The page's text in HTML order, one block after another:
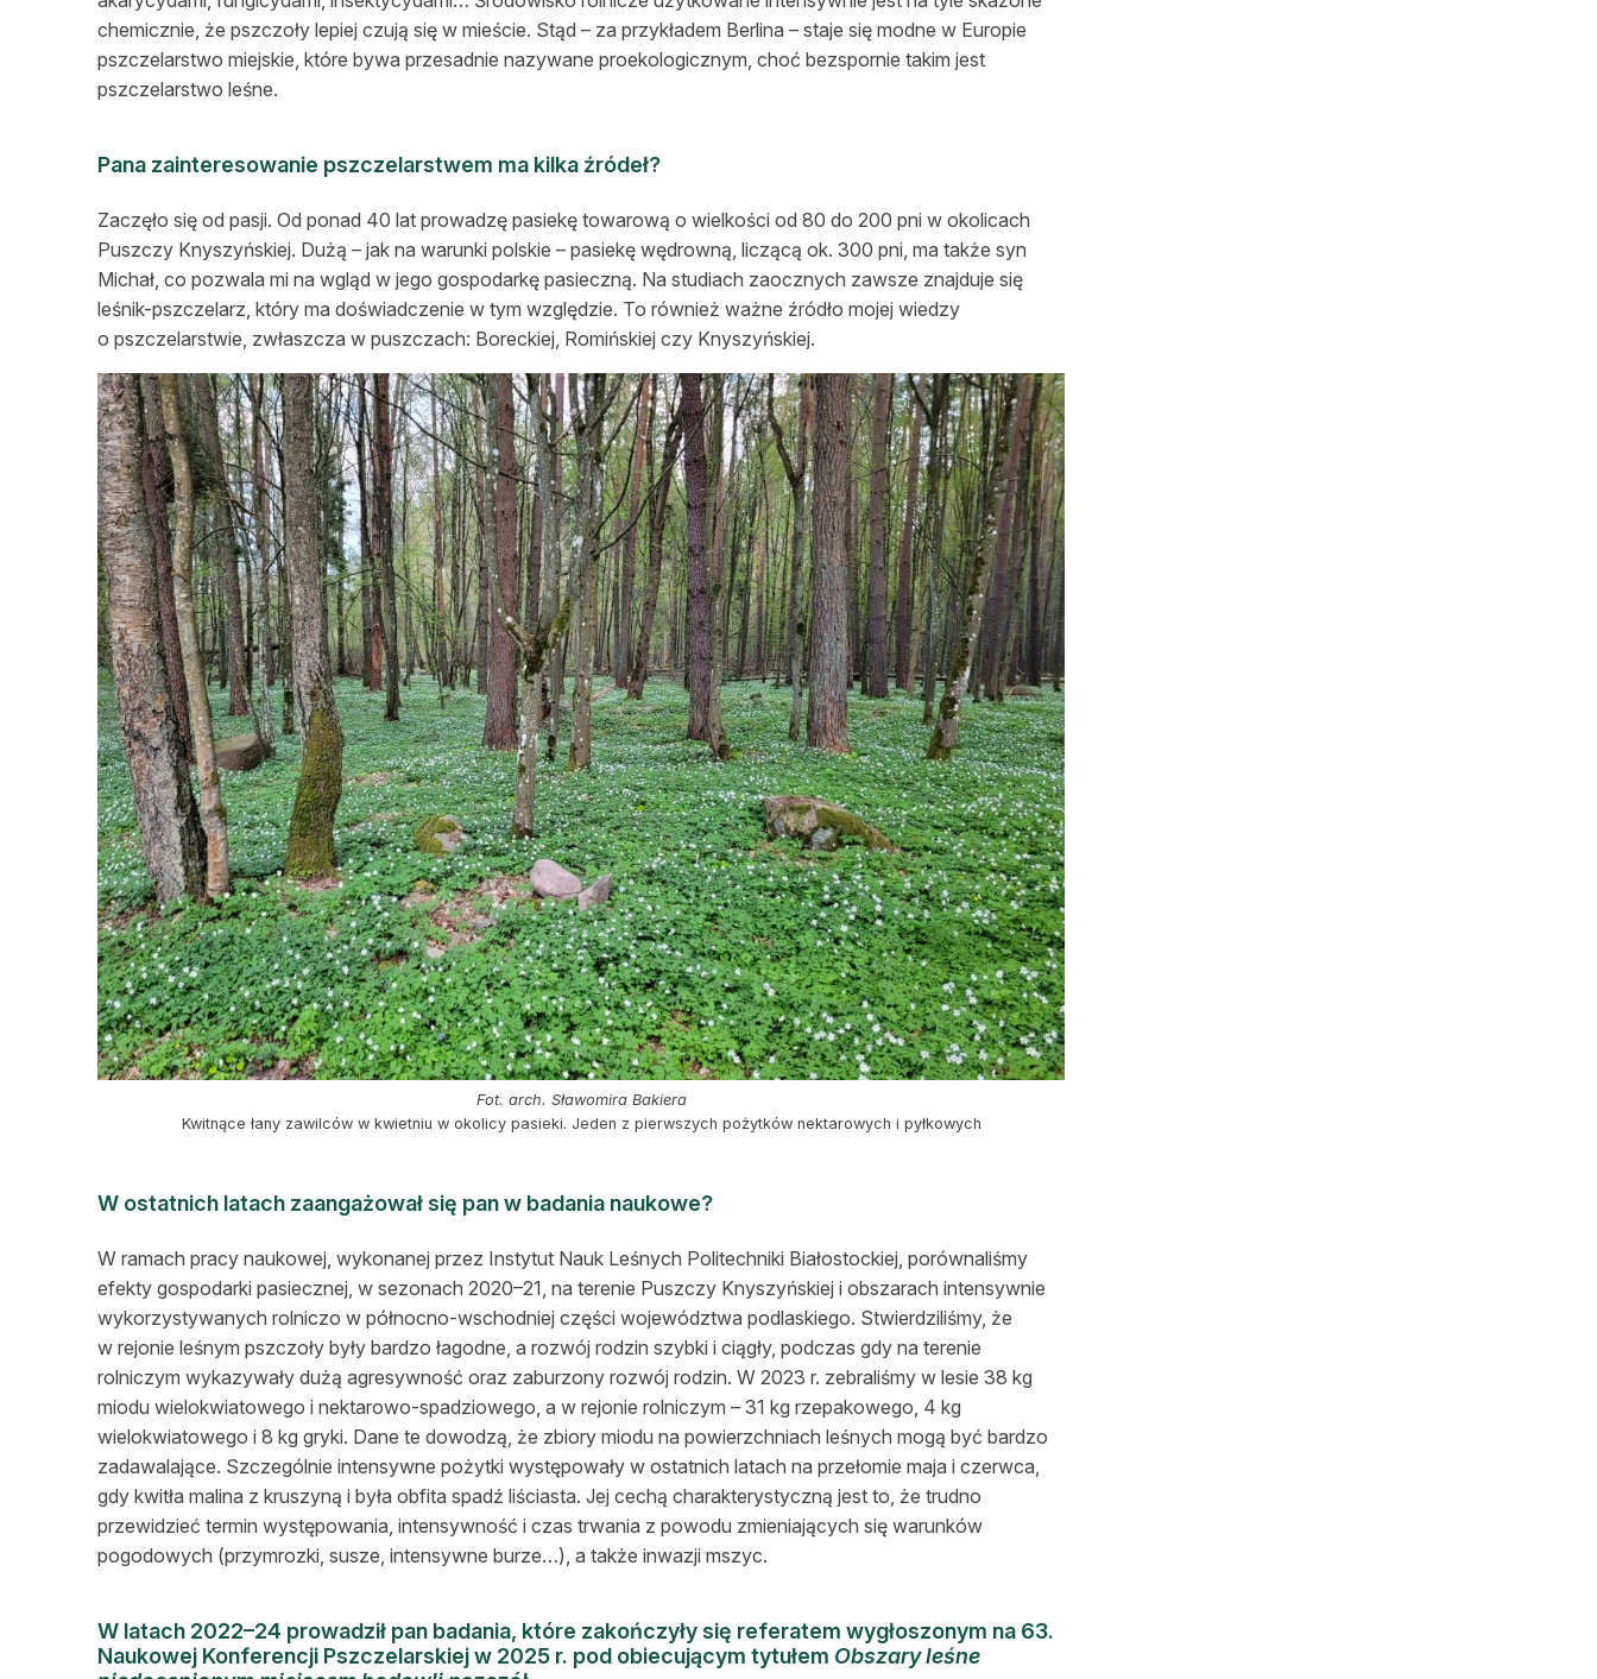
chemicznie, że pszczoły lepiej czują się w mieście. Stąd – za przykładem Berlina – staje się modne w Europie
pszczelarstwo miejskie, które bywa przesadnie nazywane proekologicznym, choć bezspornie takim jest
pszczelarstwo leśne.
Pana zainteresowanie pszczelarstwem ma kilka źródeł?
Zaczęło się od pasji. Od ponad 40 lat prowadzę pasiekę towarową o wielkości od 80 do 200 pni w okolicach
Puszczy Knyszyńskiej. Dużą – jak na warunki polskie – pasiekę wędrowną, liczącą ok. 300 pni, ma także syn
Michał, co pozwala mi na wgląd w jego gospodarkę pasieczną. Na studiach zaocznych zawsze znajduje się
leśnik-pszczelarz, który ma doświadczenie w tym względzie. To również ważne źródło mojej wiedzy
o pszczelarstwie, zwłaszcza w puszczach: Boreckiej, Romińskiej czy Knyszyńskiej.
Fot. arch. Sławomira Bakiera
Kwitnące łany zawilców w kwietniu w okolicy pasieki. Jeden z pierwszych pożytków nektarowych i pyłkowych
W ostatnich latach zaangażował się pan w badania naukowe?
W ramach pracy naukowej, wykonanej przez Instytut Nauk Leśnych Politechniki Białostockiej, porównaliśmy
efekty gospodarki pasiecznej, w sezonach 2020–21, na terenie Puszczy Knyszyńskiej i obszarach intensywnie
wykorzystywanych rolniczo w północno-wschodniej części województwa podlaskiego. Stwierdziliśmy, że
w rejonie leśnym pszczoły były bardzo łagodne, a rozwój rodzin szybki i ciągły, podczas gdy na terenie
rolniczym wykazywały dużą agresywność oraz zaburzony rozwój rodzin. W 2023 r. zebraliśmy w lesie 38 kg
miodu wielokwiatowego i nektarowo-spadziowego, a w rejonie rolniczym – 31 kg rzepakowego, 4 kg
wielokwiatowego i 8 kg gryki. Dane te dowodzą, że zbiory miodu na powierzchniach leśnych mogą być bardzo
zadawalające. Szczególnie intensywne pożytki występowały w ostatnich latach na przełomie maja i czerwca,
gdy kwitła malina z kruszyną i była obfita spadź liściasta. Jej cechą charakterystyczną jest to, że trudno
przewidzieć termin występowania, intensywność i czas trwania z powodu zmieniających się warunków
pogodowych (przymrozki, susze, intensywne burze…), a także inwazji mszyc.
W latach 2022–24 prowadził pan badania, które zakończyły się referatem wygłoszonym na 63.
Naukowej Konferencji Pszczelarskiej w 2025 r. pod obiecującym tytułem Obszary leśne